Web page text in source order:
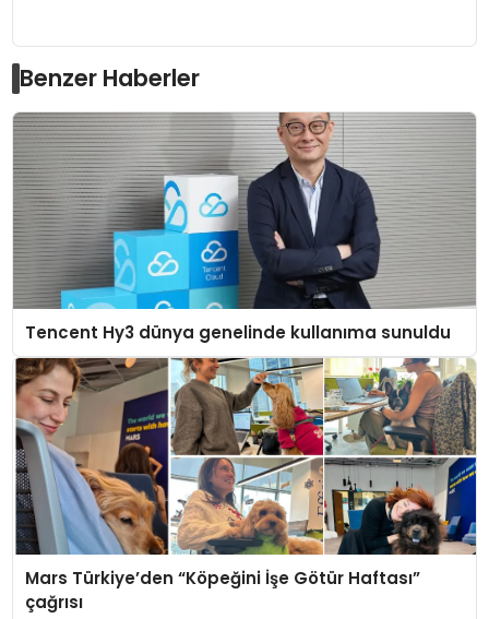
Benzer Haberler
Tencent Hy3 dünya genelinde kullanıma sunuldu
Mars Türkiye’den “Köpeğini İşe Götür Haftası”
çağrısı